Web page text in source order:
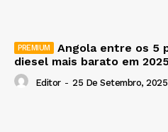
Angola entre os 5
diesel mais barato em
Editor - 25 De Setembro, 2025